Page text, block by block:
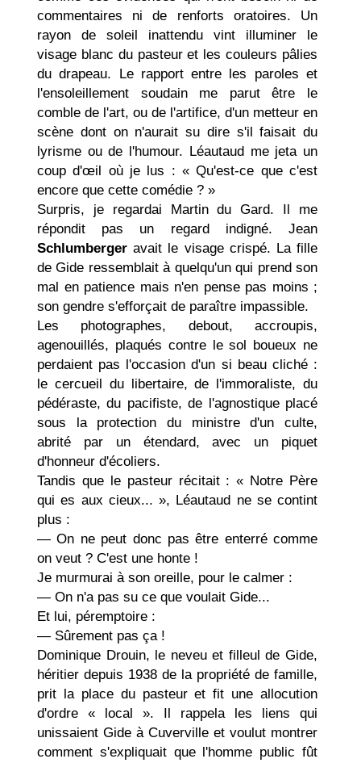
commentaires ni de renforts oratoires. Un
rayon de soleil inattendu vint illu­miner le
visage blanc du pasteur et les couleurs pâlies
du drapeau. Le rapport entre les paroles et
l'ensoleillement soudain me parut être le
comble de l'art, ou de l'artifice, d'un metteur en
scène dont on n'aurait su dire s'il faisait du
lyrisme ou de l'hu­mour. Léautaud me jeta un
coup d'œil où je lus : « Qu'est-ce que c'est
encore que cette comédie ? »
Surpris, je regardai Martin du Gard. Il me
répondit pas un regard indigné. Jean
Schlumberger avait le visage crispé. La fille
de Gide ressemblait à quelqu'un qui prend son
mal en patience mais n'en pense pas moins ;
son gendre s'efforçait de paraître impassible.
Les photographes, debout, accroupis,
agenouillés, plaqués contre le sol boueux ne
perdaient pas l'occasion d'un si beau cliché :
le cercueil du liber­taire, de l'immoraliste, du
pédéraste, du pacifiste, de l'agnostique placé
sous la protection du ministre d'un culte,
abrité par un étendard, avec un piquet
d'honneur d'écoliers.
Tandis que le pasteur récitait : « Notre Père
qui es aux cieux... », Léautaud ne se contint
plus :
— On ne peut donc pas être enterré comme
on veut ? C'est une honte !
Je murmurai à son oreille, pour le calmer :
— On n'a pas su ce que voulait Gide...
Et lui, péremptoire :
— Sûrement pas ça !
Dominique Drouin, le neveu et filleul de Gide,
héritier depuis 1938 de la propriété de famille,
prit la place du pasteur et fit une allocution
d'ordre « local ». Il rappela les liens qui
unissaient Gide à Cuverville et voulut montrer
comment s'expli­quait que l'homme public fût